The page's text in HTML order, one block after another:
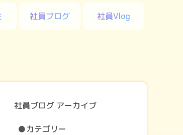
社員ブログ 社員Vlog
社員ブログ アーカイブ
●カテゴリー